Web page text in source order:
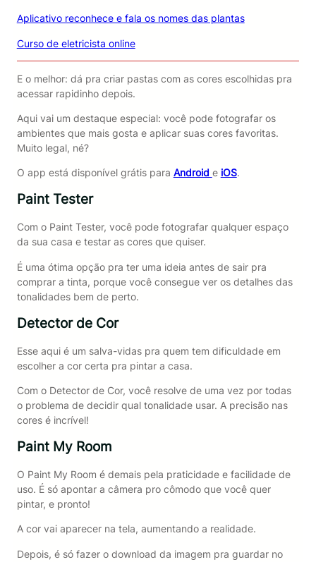
Aplicativo reconhece e fala os nomes das plantas
Curso de eletricista online
E o melhor: dá pra criar pastas com as cores escolhidas pra
acessar rapidinho depois.
Aqui vai um destaque especial: você pode fotografar os
ambientes que mais gosta e aplicar suas cores favoritas.
Muito legal, né?
O app está disponível grátis para Android e iOS.
Paint Tester
Com o Paint Tester, você pode fotografar qualquer espaço
da sua casa e testar as cores que quiser.
É uma ótima opção pra ter uma ideia antes de sair pra
comprar a tinta, porque você consegue ver os detalhes das
tonalidades bem de perto.
Detector de Cor
Esse aqui é um salva-vidas pra quem tem dificuldade em
escolher a cor certa pra pintar a casa.
Com o Detector de Cor, você resolve de uma vez por todas
o problema de decidir qual tonalidade usar. A precisão nas
cores é incrível!
Paint My Room
O Paint My Room é demais pela praticidade e facilidade de
uso. É só apontar a câmera pro cômodo que você quer
pintar, e pronto!
A cor vai aparecer na tela, aumentando a realidade.
Depois, é só fazer o download da imagem pra guardar no